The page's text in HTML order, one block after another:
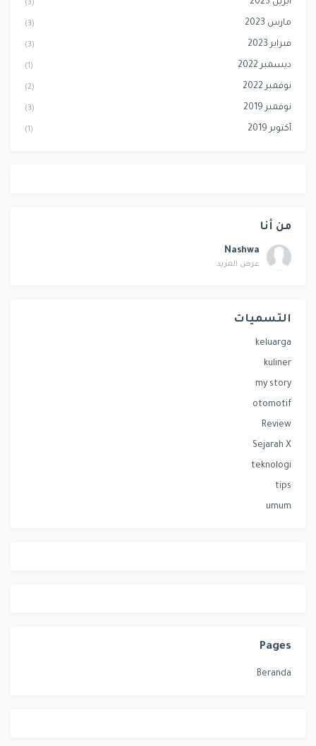
أبريل 2023 (3)
مارس 2023 (3)
فبراير 2023 (3)
ديسمبر 2022 (1)
نوفمبر 2022 (2)
نوفمبر 2019 (3)
أكتوبر 2019 (1)
من أنا
Nashwa
عرض المزيد
التسميات
keluarga
kuliner
my story
otomotif
Review
Sejarah X
teknologi
tips
umum
Pages
Beranda